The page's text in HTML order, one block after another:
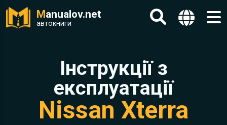
Manualov.net
автокниги
Інструкції з
експлуатації
Nissan Xterra